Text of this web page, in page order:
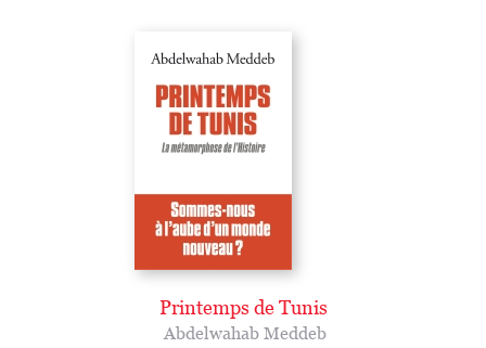
Printemps de Tunis
Abdelwahab Meddeb